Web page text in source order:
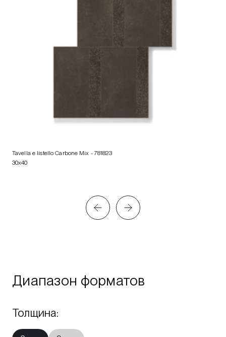
Tavella e listello Carbone Mix - 781823
30x40
Диапазон форматов
Толщина: